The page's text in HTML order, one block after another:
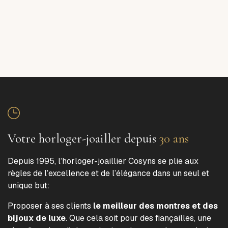
Votre horloger-joailler depuis 30 ans
Depuis 1995, l’horloger-joaillier Cosyns se plie aux
règles de l’excellence et de l’élégance dans un seul et
unique but:
Proposer à ses clients le meilleur des montres et des
bijoux de luxe. Que cela soit pour des fiançailles, une